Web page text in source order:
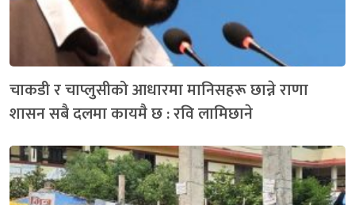
चाकडी र चाप्लुसीको आधारमा मानिसहरू छान्ने राणा
शासन सबै दलमा कायमै छ : रवि लामिछाने